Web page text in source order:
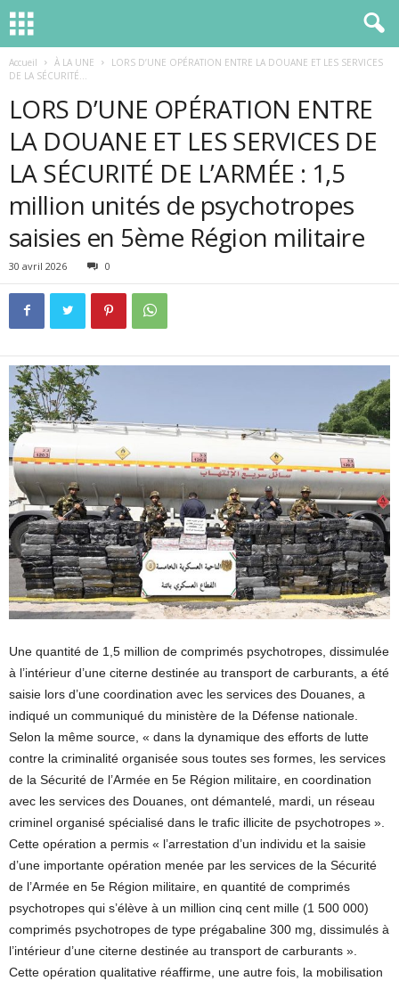
Accueil À LA UNE
LORS D’UNE OPÉRATION ENTRE LA DOUANE ET LES SERVICES
DE LA SÉCURITÉ...
LORS D’UNE OPÉRATION ENTRE
LA DOUANE ET LES SERVICES DE
LA SÉCURITÉ DE L’ARMÉE : 1,5
million unités de psychotropes
saisies en 5ème Région militaire
30 avril 2026 0
Une quantité de 1,5 million de comprimés psychotropes, dissimulée
à l’intérieur d’une citerne destinée au transport de carburants, a été
saisie lors d’une coordination avec les services des Douanes, a
indiqué un communiqué du ministère de la Défense nationale.
Selon la même source, « dans la dynamique des efforts de lutte
contre la criminalité organisée sous toutes ses formes, les services
de la Sécurité de l’Armée en 5e Région militaire, en coordination
avec les services des Douanes, ont démantelé, mardi, un réseau
criminel organisé spécialisé dans le trafic illicite de psychotropes ».
Cette opération a permis « l’arrestation d’un individu et la saisie
d’une importante opération menée par les services de la Sécurité
de l’Armée en 5e Région militaire, en quantité de comprimés
psychotropes qui s’élève à un million cinq cent mille (1 500 000)
comprimés psychotropes de type prégabaline 300 mg, dissimulés à
l’intérieur d’une citerne destinée au transport de carburants ».
Cette opération qualitative réaffirme, une autre fois, la mobilisation